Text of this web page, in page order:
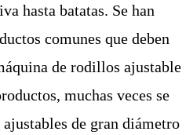
hasta batatas. Se han
comunes que deben
de rodillos ajustable
muchas veces se
de gran diámetro